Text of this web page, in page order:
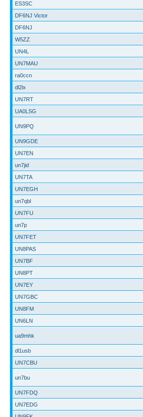
ES3SC
DF6NJ Victor
DF6NJ
W5ZZ
UN4L
UN7MAU
ra0ccn
dl2lx
UN7RT
UA0LSG
UN9PQ
UN9GDE
UN7EN
un7jid
UN7TA
UN7EGH
un7qbl
UN7FU
un7p
UN7FET
UN8PAS
UN7BF
UN8PT
UN7EY
UN7GBC
UN8FM
UN6LN
ua9mhk
dl1usb
UN7CBU
un7bu
UN7FDQ
UN7EDG